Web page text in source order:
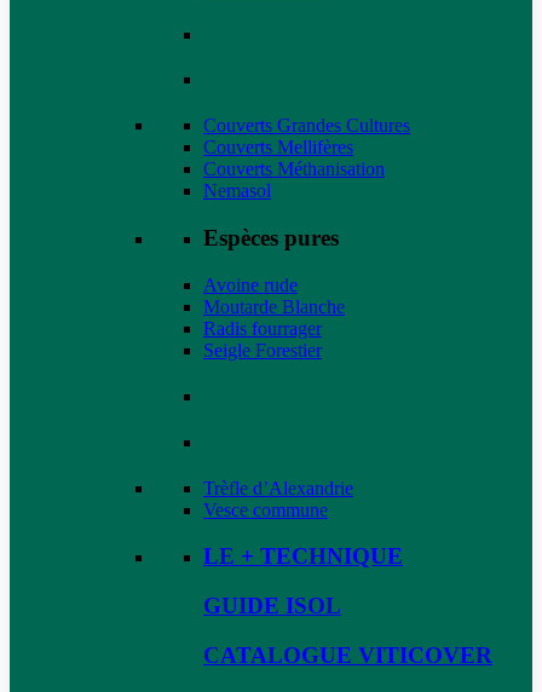
Couverts Grandes Cultures
Couverts Mellifères
Couverts Méthanisation
Nemasol
Espèces pures
Avoine rude
Moutarde Blanche
Radis fourrager
Seigle Forestier
Trèfle d’Alexandrie
Vesce commune
LE + TECHNIQUE
GUIDE ISOL
CATALOGUE VITICOVER